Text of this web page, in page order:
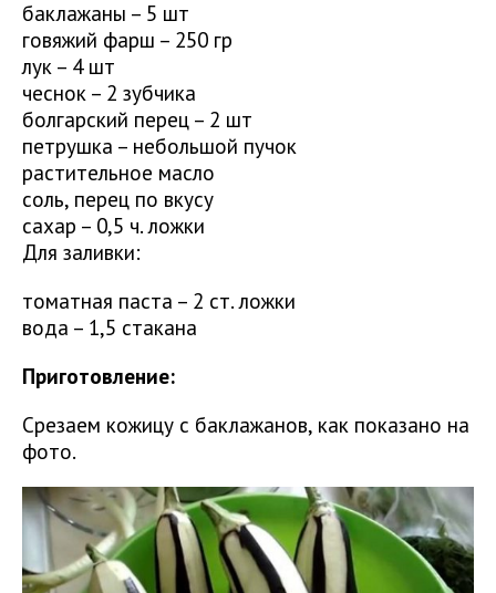
баклажаны – 5 шт
говяжий фарш – 250 гр
лук – 4 шт
чеснок – 2 зубчика
болгарский перец – 2 шт
петрушка – небольшой пучок
растительное масло
соль, перец по вкусу
сахар – 0,5 ч. ложки
Для заливки:
томатная паста – 2 ст. ложки
вода – 1,5 стакана
Приготовление:
Срезаем кожицу с баклажанов, как показано на
фото.